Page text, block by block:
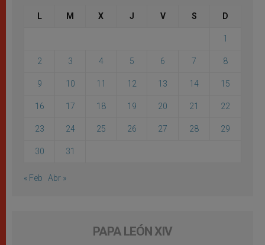
L M X J V S D
1
2 3 4 5 6 7 8
9 10 11 12 13 14 15
16 17 18 19 20 21 22
23 24 25 26 27 28 29
30 31
« Feb Abr »
PAPA LEÓN XIV